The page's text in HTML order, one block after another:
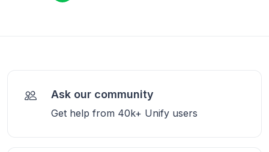
Ask our community
Get help from 40k+ Unify users